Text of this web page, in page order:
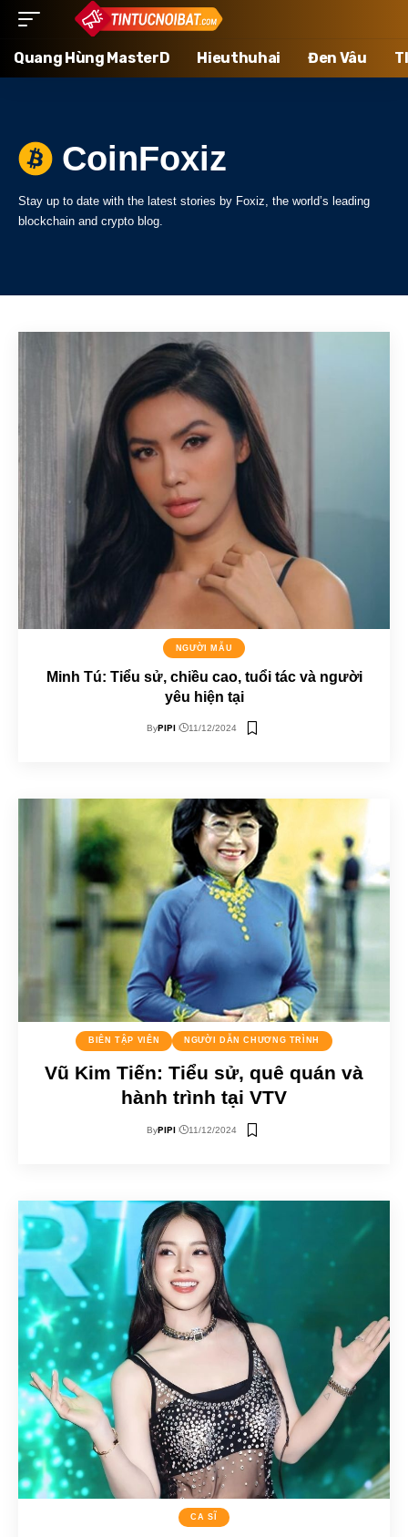
Quang Hùng MasterD Hieuthuhai Đen Vâu
CoinFoxiz
Stay up to date with the latest stories by Foxiz, the world’s leading
blockchain and crypto blog.
NGƯỜI MẪU
Minh Tú: Tiểu sử, chiều cao, tuổi tác và người
yêu hiện tại
ByPIPI 11/12/2024
BIÊN TẬP VIÊN NGƯỜI DẪN CHƯƠNG TRÌNH
Vũ Kim Tiến: Tiểu sử, quê quán và
hành trình tại VTV
ByPIPI 11/12/2024
CA SĨ